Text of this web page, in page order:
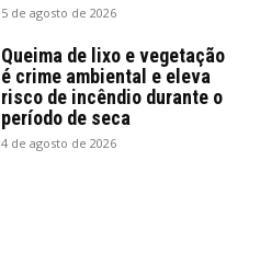
5 de agosto de 2026
Queima de lixo e vegetação
é crime ambiental e eleva
risco de incêndio durante o
período de seca
4 de agosto de 2026